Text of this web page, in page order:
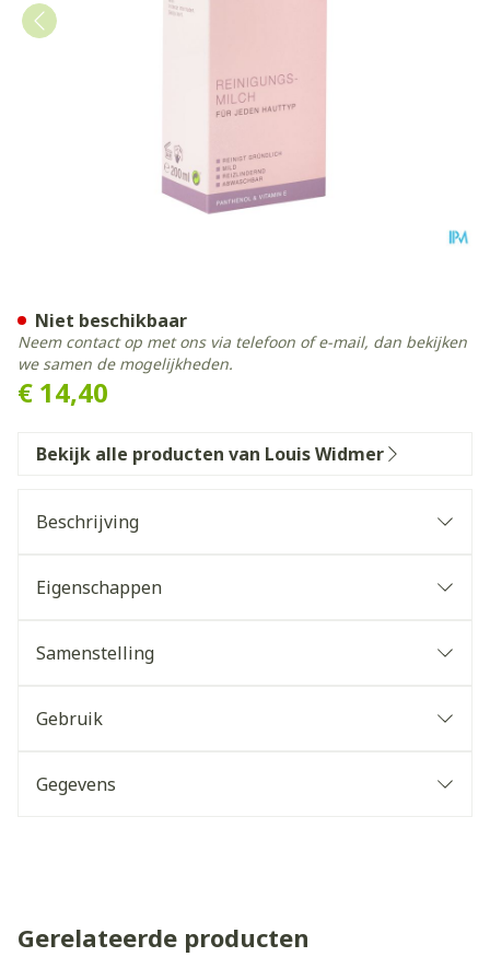
€ 14,40
Niet beschikbaar
Neem contact op met ons via telefoon of e-mail, dan bekijken
we samen de mogelijkheden.
Bekijk alle producten van Louis Widmer
Beschrijving
Eigenschappen
Samenstelling
Gebruik
Gegevens
Gerelateerde producten